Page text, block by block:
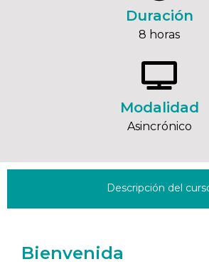
Duración
8 horas
Modalidad
Asincrónico
Descripción del
Bienvenida